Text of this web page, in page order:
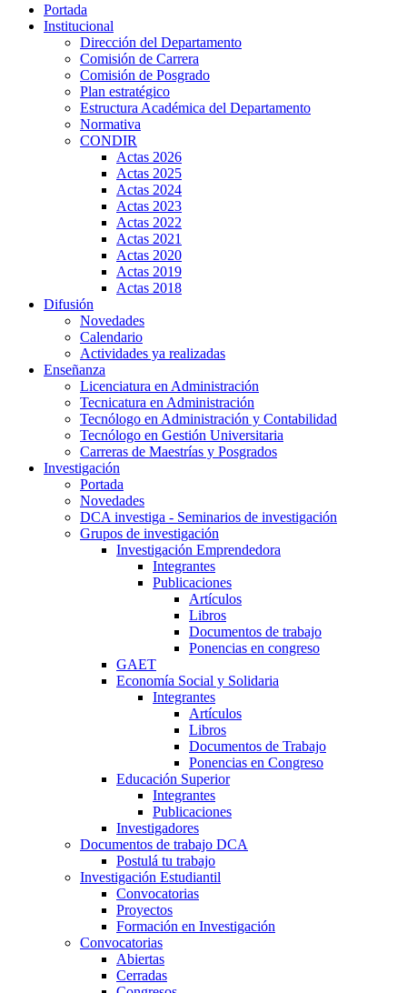
Portada
Institucional
Dirección del Departamento
Comisión de Carrera
Comisión de Posgrado
Plan estratégico
Estructura Académica del Departamento
Normativa
CONDIR
Actas 2026
Actas 2025
Actas 2024
Actas 2023
Actas 2022
Actas 2021
Actas 2020
Actas 2019
Actas 2018
Difusión
Novedades
Calendario
Actividades ya realizadas
Enseñanza
Licenciatura en Administración
Tecnicatura en Administración
Tecnólogo en Administración y Contabilidad
Tecnólogo en Gestión Universitaria
Carreras de Maestrías y Posgrados
Investigación
Portada
Novedades
DCA investiga - Seminarios de investigación
Grupos de investigación
Investigación Emprendedora
Integrantes
Publicaciones
Artículos
Libros
Documentos de trabajo
Ponencias en congreso
GAET
Economía Social y Solidaria
Integrantes
Artículos
Libros
Documentos de Trabajo
Ponencias en Congreso
Educación Superior
Integrantes
Publicaciones
Investigadores
Documentos de trabajo DCA
Postulá tu trabajo
Investigación Estudiantil
Convocatorias
Proyectos
Formación en Investigación
Convocatorias
Abiertas
Cerradas